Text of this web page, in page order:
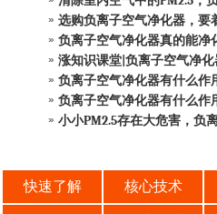
选购负离子空气净化器，要
负离子空气净化器真的能净
涨知识课堂|负离子空气净化
负离子空气净化器有什么作
负离子空气净化器有什么作
小小PM2.5存在大危害，负
快速了解 核心技术